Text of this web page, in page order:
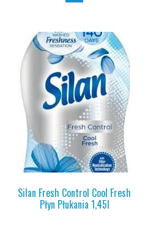
Silan Fresh Control Cool Fresh
Płyn Płukania 1,45l